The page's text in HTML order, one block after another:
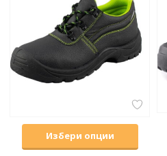
Избери опции